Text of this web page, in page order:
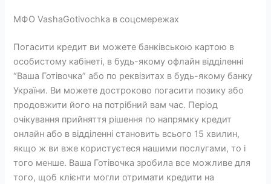
МФО VashaGotivochka в соцсмережах
Погасити кредит ви можете банківською картою в
особистому кабінеті, в будь-якому офлайн відділенні
“Ваша Готівочка” або по реквізитах в будь-якому банку
України. Ви можете достроково погасити позику або
продовжити його на потрібний вам час. Період
очікування прийняття рішення по напрямку кредит
онлайн або в відділенні становить всього 15 хвилин,
якщо ж ви вже користуєтеся нашими послугами, то і
того менше. Ваша Готівочка зробила все можливе для
того, щоб клієнти могли отримати кредити на